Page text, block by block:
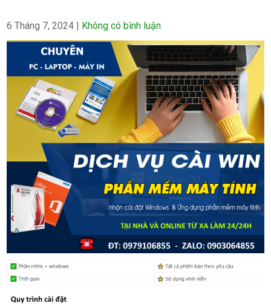
6 Tháng 7, 2024 | Không có bình luận